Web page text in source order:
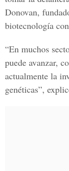
Donovan,
biotecnología
“En muchos
puede avanzar,
actualmente la
genéticas”,